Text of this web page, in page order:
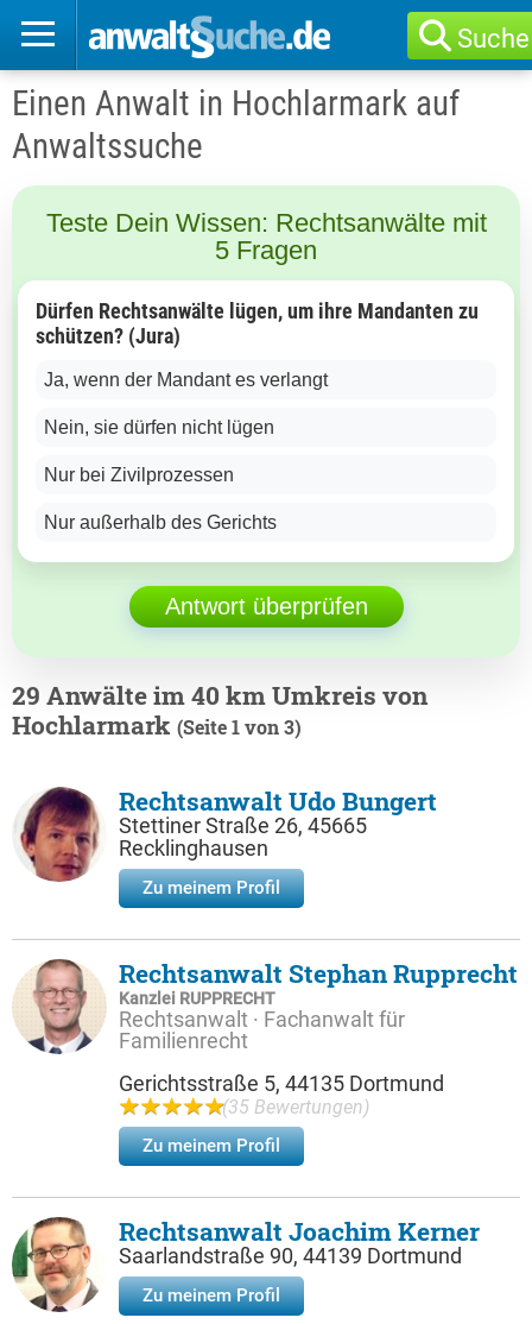
Suche
Einen Anwalt in Hochlarmark auf
Anwaltssuche
Teste Dein Wissen: Rechtsanwälte mit
5 Fragen
Dürfen Rechtsanwälte lügen, um ihre Mandanten zu
schützen? (Jura)
Ja, wenn der Mandant es verlangt
Nein, sie dürfen nicht lügen
Nur bei Zivilprozessen
Nur außerhalb des Gerichts
Antwort überprüfen
29 Anwälte im 40 km Umkreis von
Hochlarmark (Seite 1 von 3)
Rechtsanwalt Udo Bungert
Stettiner Straße 26, 45665
Recklinghausen
Zu meinem Profil
Rechtsanwalt Stephan Rupprecht
Kanzlei RUPPRECHT
Rechtsanwalt · Fachanwalt für
Familienrecht
Gerichtsstraße 5, 44135 Dortmund
(35 Bewertungen)
Zu meinem Profil
Rechtsanwalt Joachim Kerner
Saarlandstraße 90, 44139 Dortmund
Zu meinem Profil